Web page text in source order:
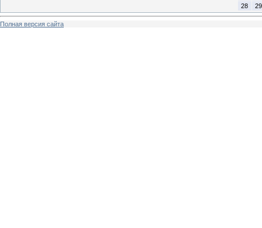
28
29
Полная версия сайта